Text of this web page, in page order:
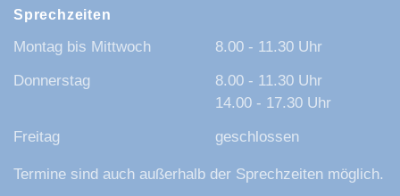
Sprechzeiten
Montag bis Mittwoch
8.00 - 11.30 Uhr
Donnerstag
8.00 - 11.30 Uhr
14.00 - 17.30 Uhr
Freitag
geschlossen
Termine sind auch außerhalb der Sprechzeiten möglich.